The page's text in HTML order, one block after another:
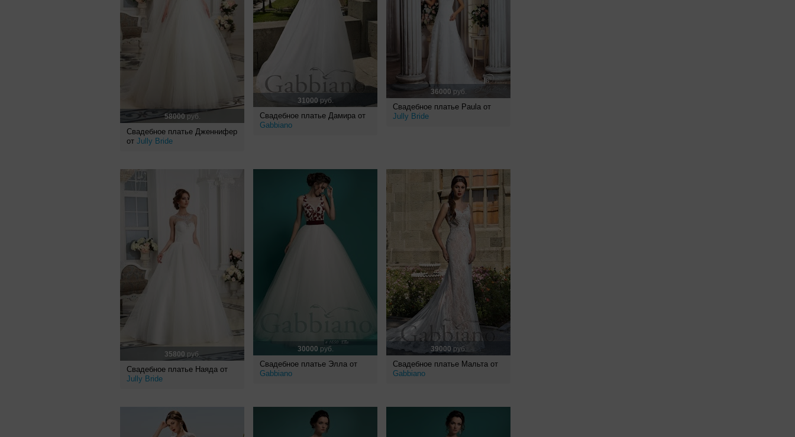
58000руб.
Свадебное платье Дженнифер
от Jully Bride
31000руб.
Свадебное платье Дамира от
Gabbiano
36000 руб.
Свадебное платье Paula от
Jully Bride
35800 руб.
Свадебное платье Наяда от
Jully Bride
30000 руб.
Свадебное платье Элла от
Gabbiano
39000 руб.
Свадебное платье Мальта от
Gabbiano